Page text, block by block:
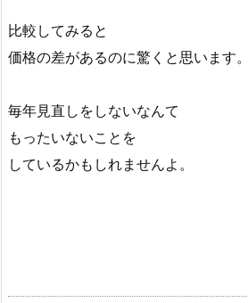
比較してみると
価格の差があるのに驚くと思います。
毎年見直しをしないなんて
もったいないことを
しているかもしれませんよ。